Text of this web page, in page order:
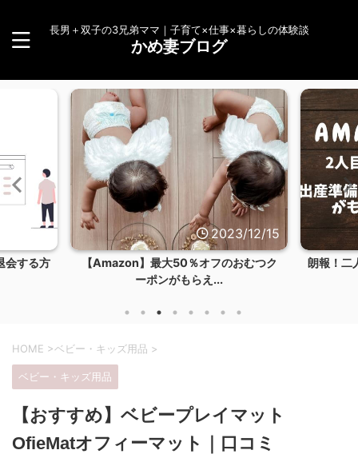
長男＋双子の3兄弟ママ｜子育て×仕事×暮らしの体験談
かめ妻ブログ
12/15
むつク
2023/12/14
朗報！二人目もAmazonらくらくベビー
お試しBOXを...
【体験談
HOME >ベビー・キッズ用品 >
ベビー・キッズ用品
【おすすめ】ベビープレイマット
OfieMatオフィーマット｜口コミ